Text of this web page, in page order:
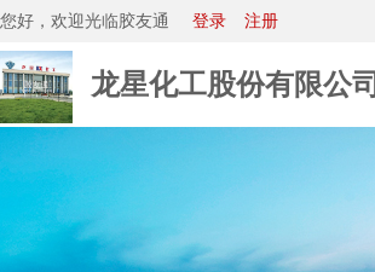
您好，欢迎光临胶友通 登录 注册
龙星化工股份有限公司